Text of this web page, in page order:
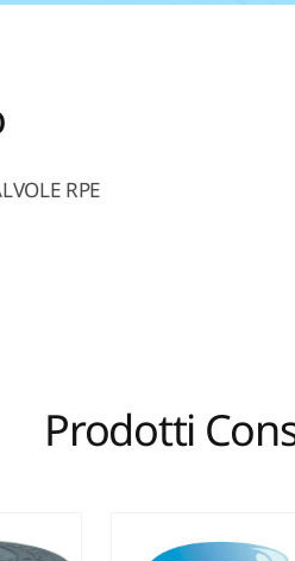
RPE
Prodotti